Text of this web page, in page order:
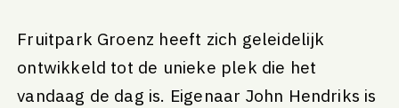
Fruitpark Groenz heeft zich geleidelijk
ontwikkeld tot de unieke plek die het
vandaag de dag is. Eigenaar John Hendriks is